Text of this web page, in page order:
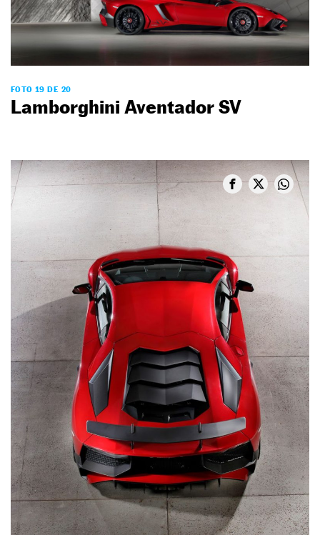
FOTO 19 DE 20
Lamborghini Aventador SV